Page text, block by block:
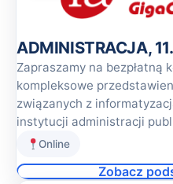
ADMINISTRACJA,
Zapraszamy na bezpłatną
kompleksowe
związanych z
instytucji administracji
Online
Zobacz